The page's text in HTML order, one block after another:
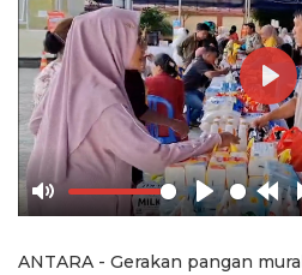
Mute Play
ANTARA - Gerakan pangan